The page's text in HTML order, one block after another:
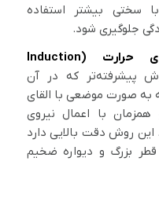
سختی بیشتر استفاده
جلوگیری شود.
خمکاری با القای حرارت (Induction
پیشرفته‌تر که در آن
به صورت موضعی با القای
با اعمال نیروی
روش دقت بالایی دارد
قطر بزرگ و دیواره ضخیم